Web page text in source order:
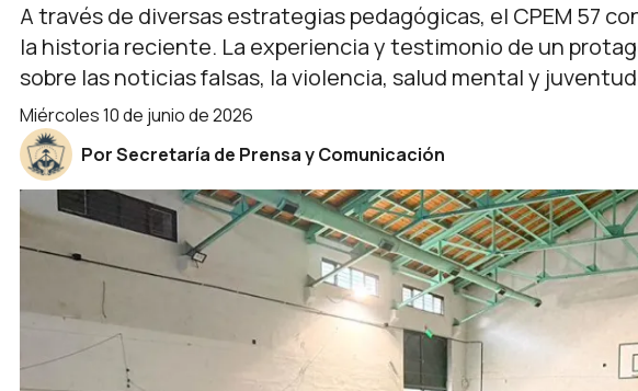
A través de diversas estrategias pedagógicas, el CPEM 57
la historia reciente. La experiencia y testimonio de un
sobre las noticias falsas, la violencia, salud mental y
miércoles 10 de junio de 2026
Por Secretaría de Prensa y Comunicación